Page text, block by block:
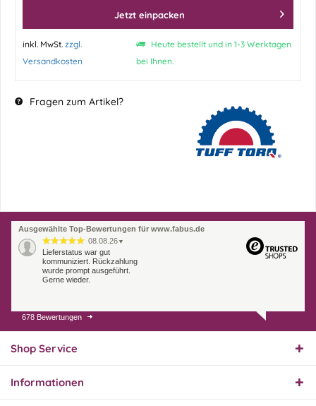
Jetzt einpacken
inkl. MwSt. zzgl.
Versandkosten
Heute bestellt und in 1-3 Werktagen
bei Ihnen.
Fragen zum Artikel?
Ausgewählte Top-Bewertungen für www.fabus.de
08.08.26 ▼
Lieferstatus war gut
kommuniziert. Rückzahlung
wurde prompt ausgeführt.
Gerne wieder.
07.08.26
Endlich das richtige
678 Bewertungen
Shop Service
Informationen